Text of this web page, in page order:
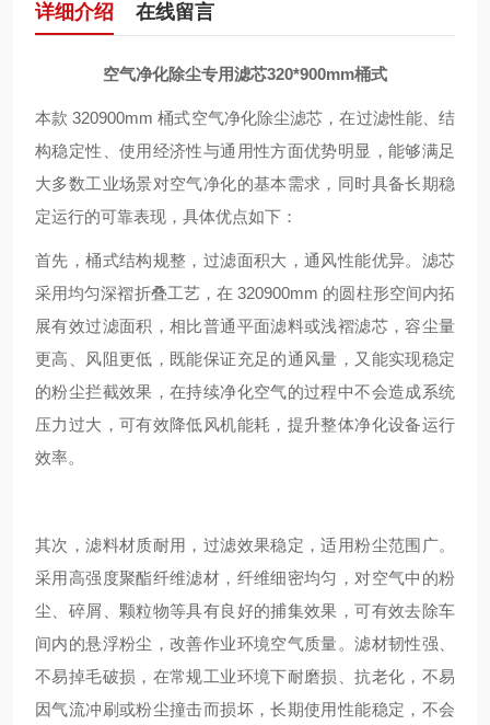
详细介绍 在线留言
空气净化除尘专用滤芯320*900mm桶式
本款 320900mm 桶式空气净化除尘滤芯，在过滤性能、结
构稳定性、使用经济性与通用性方面优势明显，能够满足
大多数工业场景对空气净化的基本需求，同时具备长期稳
定运行的可靠表现，具体优点如下：
首先，桶式结构规整，过滤面积大，通风性能优异。滤芯
采用均匀深褶折叠工艺，在 320900mm 的圆柱形空间内拓
展有效过滤面积，相比普通平面滤料或浅褶滤芯，容尘量
更高、风阻更低，既能保证充足的通风量，又能实现稳定
的粉尘拦截效果，在持续净化空气的过程中不会造成系统
压力过大，可有效降低风机能耗，提升整体净化设备运行
效率。
其次，滤料材质耐用，过滤效果稳定，适用粉尘范围广。
采用高强度聚酯纤维滤材，纤维细密均匀，对空气中的粉
尘、碎屑、颗粒物等具有良好的捕集效果，可有效去除车
间内的悬浮粉尘，改善作业环境空气质量。滤材韧性强、
不易掉毛破损，在常规工业环境下耐磨损、抗老化，不易
因气流冲刷或粉尘撞击而损坏，长期使用性能稳定，不会